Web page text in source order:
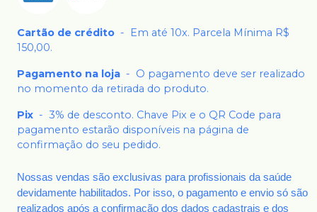
Cartão de crédito -
Em até 10x. Parcela Mínima R$
150,00.
Pagamento na loja - O pagamento deve ser realizado
no momento da retirada do produto.
Pix - 3% de desconto. Chave Pix e o QR Code para
pagamento estarão disponíveis na página de
confirmação do seu pedido.
Nossas vendas são exclusivas para profissionais da saúde
devidamente habilitados. Por isso, o pagamento e envio só são
realizados após a confirmação dos dados cadastrais e dos